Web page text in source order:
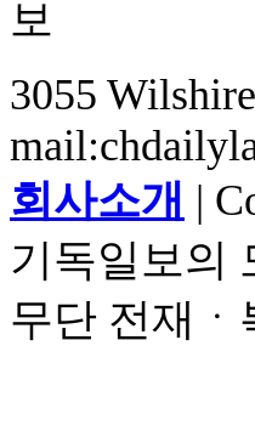
3055
회사소개 |
기독일보의
무단 전재ㆍ